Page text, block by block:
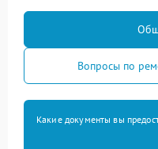
Вопросы по
Какие документы вы